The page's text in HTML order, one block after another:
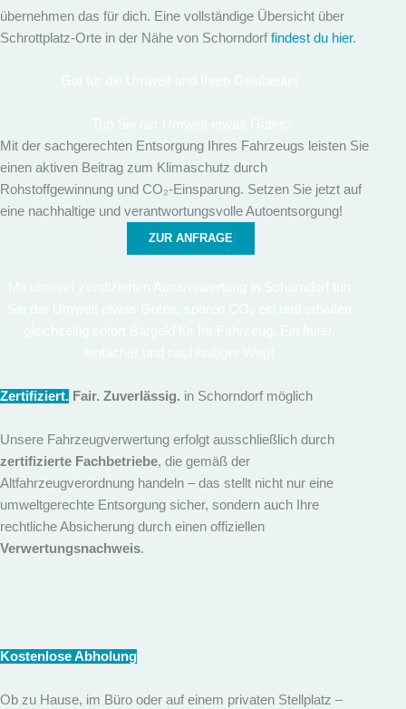
übernehmen das für dich. Eine vollständige Übersicht über
Schrottplatz-Orte in der Nähe von Schorndorf findest du hier.
Mit der sachgerechten Entsorgung Ihres Fahrzeugs leisten Sie
einen aktiven Beitrag zum Klimaschutz durch
Rohstoffgewinnung und CO₂-Einsparung. Setzen Sie jetzt auf
eine nachhaltige und verantwortungsvolle Autoentsorgung!
ZUR ANFRAGE
Zertifiziert. Fair. Zuverlässig. in Schorndorf möglich
Unsere Fahrzeugverwertung erfolgt ausschließlich durch
zertifizierte Fachbetriebe, die gemäß der
Altfahrzeugverordnung handeln – das stellt nicht nur eine
umweltgerechte Entsorgung sicher, sondern auch Ihre
rechtliche Absicherung durch einen offiziellen
Verwertungsnachweis.
Kostenlose Abholung
Ob zu Hause, im Büro oder auf einem privaten Stellplatz –